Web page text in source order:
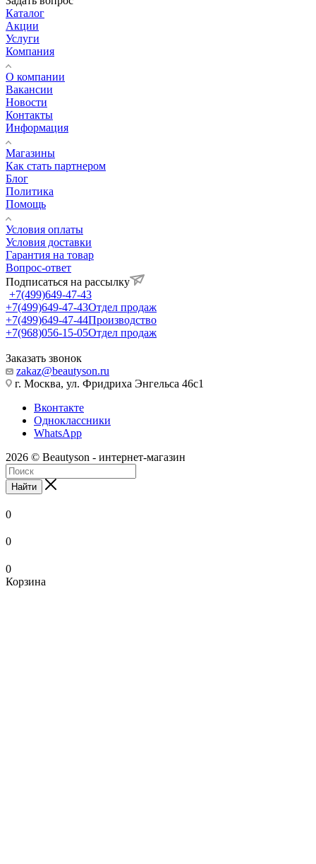
Каталог
Акции
Услуги
Компания
О компании
Вакансии
Новости
Контакты
Информация
Магазины
Как стать партнером
Блог
Политика
Помощь
Условия оплаты
Условия доставки
Гарантия на товар
Вопрос-ответ
Подписаться на рассылку
+7(499)649-47-43
+7(499)649-47-43Отдел продаж
+7(499)649-47-44Производство
+7(968)056-15-05Отдел продаж
Заказать звонок
zakaz@beautyson.ru
г. Москва, ул. Фридриха Энгельса 46с1
Вконтакте
Одноклассники
WhatsApp
2026 © Beautyson - интернет-магазин
Найти
0
0
0
Корзина